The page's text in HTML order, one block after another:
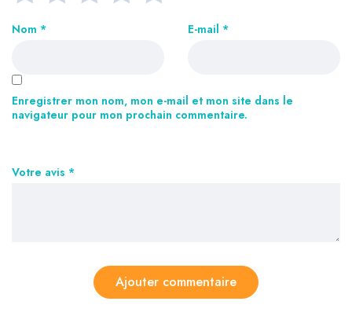
Votre avis *
Nom * E-mail *
Enregistrer mon nom, mon e-mail et mon site dans le
navigateur pour mon prochain commentaire.